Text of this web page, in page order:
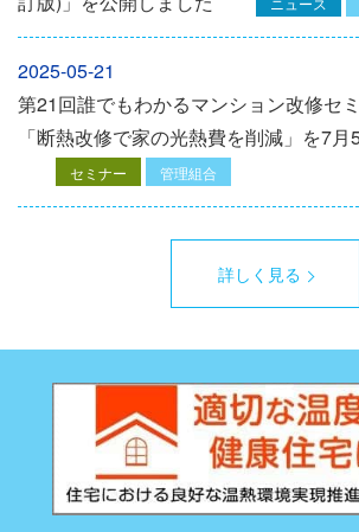
2025-05-21
第21回誰でもわかるマンション改修セ
「断熱改修で家の光熱費を削減」を7
セミナー 管理組合
詳しく見る